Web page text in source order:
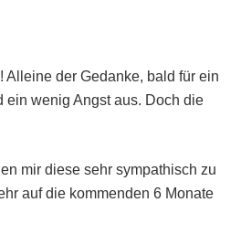
Alleine der Gedanke, bald für ein
ein wenig Angst aus. Doch die
mir diese sehr sympathisch zu
auf die kommenden 6 Monate